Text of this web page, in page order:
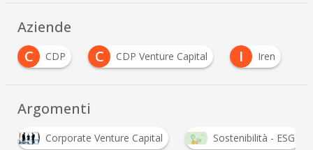
Aziende
C
CDP C CDP Venture Capital I Iren
Argomenti
Sostenibilità - ESG Venture Capital